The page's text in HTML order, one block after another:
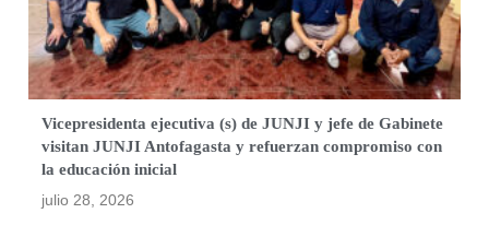
Vicepresidenta ejecutiva (s) de JUNJI y jefe de Gabinete
visitan JUNJI Antofagasta y refuerzan compromiso con
la educación inicial
julio 28, 2026